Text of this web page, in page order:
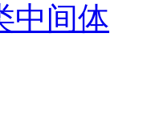
中间体